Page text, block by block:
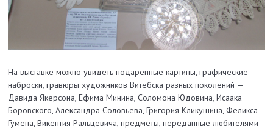
На выставке можно увидеть подаренные картины, графические
наброски, гравюры художников Витебска разных поколений —
Давида Якерсона, Ефима Минина, Соломона Юдовина, Исаака
Боровского, Александра Соловьева, Григория Кликушина, Феликса
Гумена, Викентия Ральцевича, предметы, переданные любителями